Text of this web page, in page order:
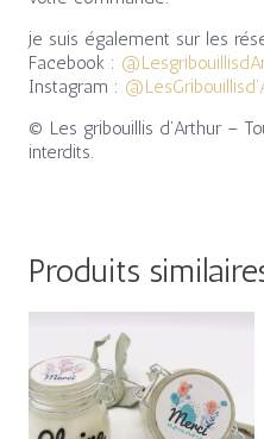
je suis également sur les
Facebook :
Instagram :
© Les gribouillis d’Arthur –
interdits.
Produits